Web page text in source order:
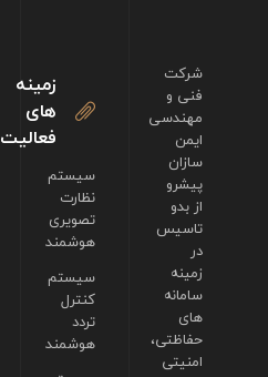
زمینه
های
فعالیت
سیستم
نظارت
تصویری
هوشمند
سیستم
کنترل
تردد
هوشمند
شرکت
فنی و
مهندسی
ایمن
سازان
پیشرو
از بدو
تاسیس
در
زمینه
سامانه
های
حفاظتی،
امنیتی